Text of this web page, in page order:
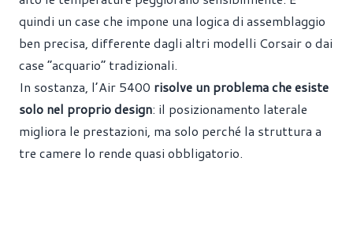
quindi un case che impone una logica di assemblaggio
ben precisa, differente dagli altri modelli Corsair o dai
case “acquario” tradizionali.
In sostanza, l’Air 5400 risolve un problema che esiste
solo nel proprio design: il posizionamento laterale
migliora le prestazioni, ma solo perché la struttura a
tre camere lo rende quasi obbligatorio.